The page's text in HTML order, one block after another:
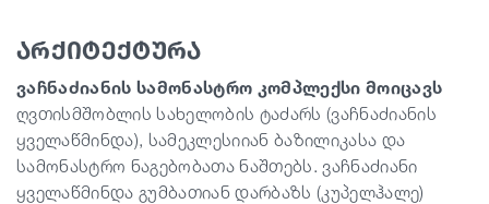
არქიტექტურა
ვაჩნაძიანის სამონასტრო კომპლექსი მოიცავს
ღვთისმშობლის სახელობის ტაძარს (ვაჩნაძიანის
ყველაწმინდა), სამეკლესიიან ბაზილიკასა და
სამონასტრო ნაგებობათა ნაშთებს. ვაჩნაძიანი
ყველაწმინდა გუმბათიან დარბაზს (კუპელჰალე)